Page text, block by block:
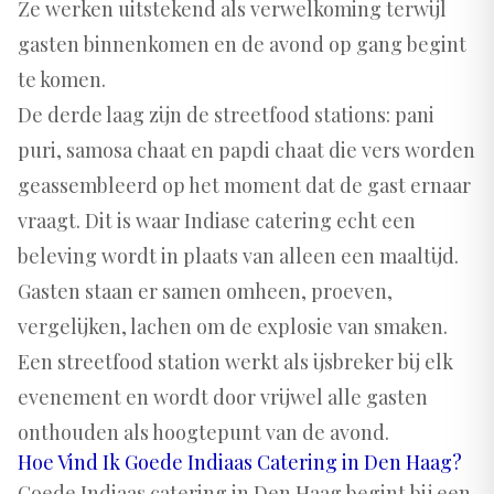
Ze werken uitstekend als verwelkoming terwijl
gasten binnenkomen en de avond op gang begint
te komen.
De derde laag zijn de streetfood stations: pani
puri, samosa chaat en papdi chaat die vers worden
geassembleerd op het moment dat de gast ernaar
vraagt. Dit is waar Indiase catering echt een
beleving wordt in plaats van alleen een maaltijd.
Gasten staan er samen omheen, proeven,
vergelijken, lachen om de explosie van smaken.
Een streetfood station werkt als ijsbreker bij elk
evenement en wordt door vrijwel alle gasten
onthouden als hoogtepunt van de avond.
Hoe Vind Ik Goede Indiaas Catering in Den Haag?